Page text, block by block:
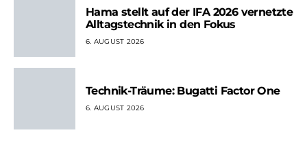
Hama stellt auf der IFA 2026 vernetzte
Alltagstechnik in den Fokus
6. AUGUST 2026
Technik-Träume: Bugatti Factor One
6. AUGUST 2026